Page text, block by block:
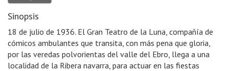
Sinopsis
18 de julio de 1936. El Gran Teatro de la Luna, compañía de
cómicos ambulantes que transita, con más pena que gloria,
por las veredas polvorientas del valle del Ebro, llega a una
localidad de la Ribera navarra, para actuar en las fiestas